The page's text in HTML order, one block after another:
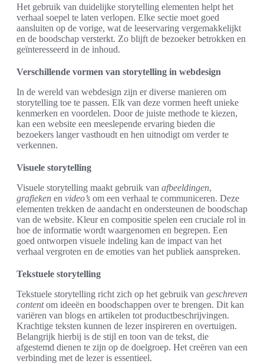
Het gebruik van duidelijke storytelling elementen helpt het
verhaal soepel te laten verlopen. Elke sectie moet goed
aansluiten op de vorige, wat de leeservaring vergemakkelijkt
en de boodschap versterkt. Zo blijft de bezoeker betrokken en
geïnteresseerd in de inhoud.
Verschillende vormen van storytelling in webdesign
In de wereld van webdesign zijn er diverse manieren om
storytelling toe te passen. Elk van deze vormen heeft unieke
kenmerken en voordelen. Door de juiste methode te kiezen,
kan een website een meeslepende ervaring bieden die
bezoekers langer vasthoudt en hen uitnodigt om verder te
verkennen.
Visuele storytelling
Visuele storytelling maakt gebruik van afbeeldingen,
grafieken en video’s om een verhaal te communiceren. Deze
elementen trekken de aandacht en ondersteunen de boodschap
van de website. Kleur en compositie spelen een cruciale rol in
hoe de informatie wordt waargenomen en begrepen. Een
goed ontworpen visuele indeling kan de impact van het
verhaal vergroten en de emoties van het publiek aanspreken.
Tekstuele storytelling
Tekstuele storytelling richt zich op het gebruik van geschreven
contentom ideeën en boodschappen over te brengen. Dit kan
variëren van blogs en artikelen tot productbeschrijvingen.
Krachtige teksten kunnen de lezer inspireren en overtuigen.
Belangrijk hierbij is de stijl en toon van de tekst, die
afgestemd dienen te zijn op de doelgroep. Het creëren van een
verbinding met de lezer is essentieel.